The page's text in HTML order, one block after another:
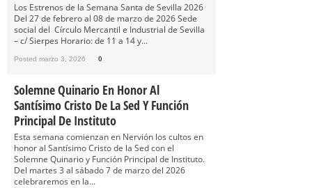
Los Estrenos de la Semana Santa de Sevilla 2026
Del 27 de febrero al 08 de marzo de 2026 Sede
social del Círculo Mercantil e Industrial de Sevilla
– c/ Sierpes Horario: de 11 a 14 y...
Posted marzo 3, 2026 0
Solemne Quinario En Honor Al
Santísimo Cristo De La Sed Y Función
Principal De Instituto
Esta semana comienzan en Nervión los cultos en
honor al Santísimo Cristo de la Sed con el
Solemne Quinario y Función Principal de Instituto.
Del martes 3 al sábado 7 de marzo del 2026
celebraremos en la...